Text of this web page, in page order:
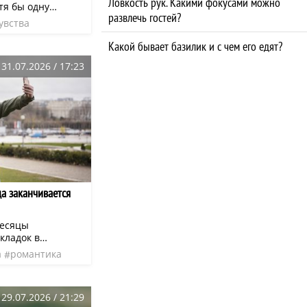
бы одну
31.07.2026 / 17:23
заканчивается
в
—
странная
что
романтика
29.07.2026 / 21:29
развлечь гостей?
Какой бывает базилик и с чем его едят?